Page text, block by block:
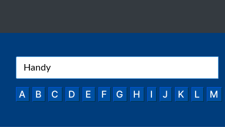
A B C D E F G H I J K L M